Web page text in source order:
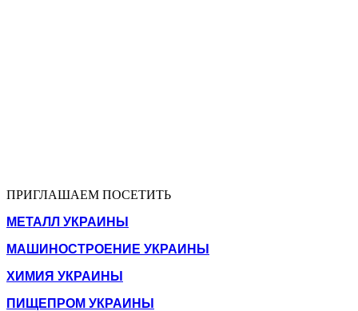
ПРИГЛАШАЕМ ПОСЕТИТЬ
МЕТАЛЛ УКРАИНЫ
МАШИНОСТРОЕНИЕ УКРАИНЫ
ХИМИЯ УКРАИНЫ
ПИЩЕПРОМ УКРАИНЫ